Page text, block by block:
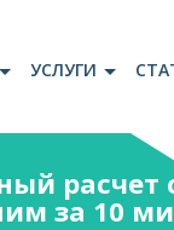
УСЛУГИ
за 10